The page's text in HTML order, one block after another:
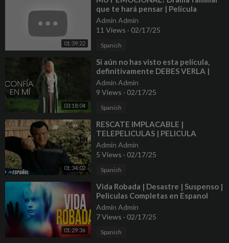
01:39:22
que te hará pensar | Película
Completa 4K
Admin Admin
11 Views · 02/17/25
Spanish
03:18:04
⁣Si aún no has visto esta película,
definitivamente DEBES VERLA |
CONFÍA EN MÍ
Admin Admin
9 Views · 02/17/25
Spanish
01:34:02
⁣RESCATE IMPLACABLE |
TELEPELICULAS | PELICULA
COMPLETA DE ACCION EN
ESPANOL LATINO
Admin Admin
5 Views · 02/17/25
Spanish
01:29:36
⁣Vida Robada | Desastre | Suspenso |
Peliculas Completas en Espanol
Latino
Admin Admin
7 Views · 02/17/25
Spanish